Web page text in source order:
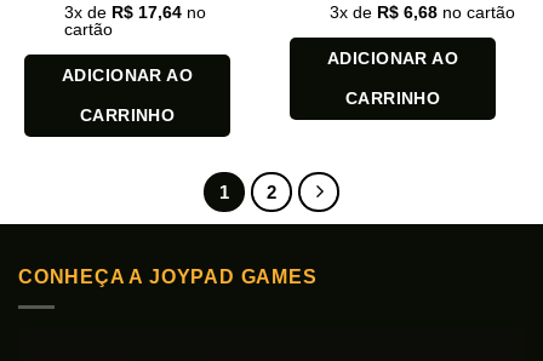
3x de R$ 17,64 no
cartão
ADICIONAR AO
CARRINHO
3x de R$ 6,68 no cartão
ADICIONAR AO
CARRINHO
1 2
CONHEÇA A JOYPAD GAMES